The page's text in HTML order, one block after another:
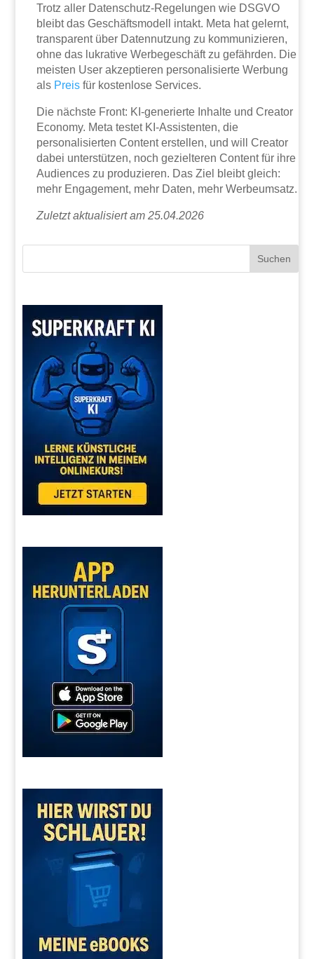
Trotz aller Datenschutz-Regelungen wie DSGVO
bleibt das Geschäftsmodell intakt. Meta hat gelernt,
transparent über Datennutzung zu kommunizieren,
ohne das lukrative Werbegeschäft zu gefährden. Die
meisten User akzeptieren personalisierte Werbung
als Preis für kostenlose Services.
Die nächste Front: KI-generierte Inhalte und Creator
Economy. Meta testet KI-Assistenten, die
personalisierten Content erstellen, und will Creator
dabei unterstützen, noch gezielteren Content für ihre
Audiences zu produzieren. Das Ziel bleibt gleich:
mehr Engagement, mehr Daten, mehr Werbeumsatz.
Zuletzt aktualisiert am 25.04.2026